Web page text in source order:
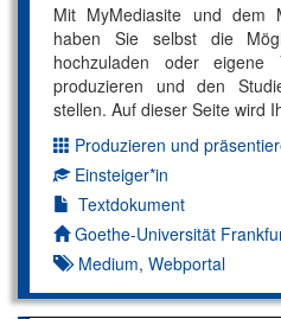
Mit MyMediasite und dem
haben Sie selbst die
hochzuladen oder
produzieren und den
stellen. Auf dieser Seite wird
Dimension:
Produzieren und
Kompetenzniveau:
Einsteiger*in
Textdokument
Autor*in:
Goethe-Universität
Medium, Webportal